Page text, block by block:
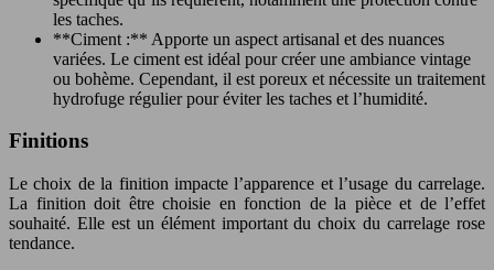
les taches.
**Ciment :** Apporte un aspect artisanal et des nuances
variées. Le ciment est idéal pour créer une ambiance vintage
ou bohème. Cependant, il est poreux et nécessite un traitement
hydrofuge régulier pour éviter les taches et l’humidité.
Finitions
Le choix de la finition impacte l’apparence et l’usage du carrelage.
La finition doit être choisie en fonction de la pièce et de l’effet
souhaité. Elle est un élément important du choix du carrelage rose
tendance.